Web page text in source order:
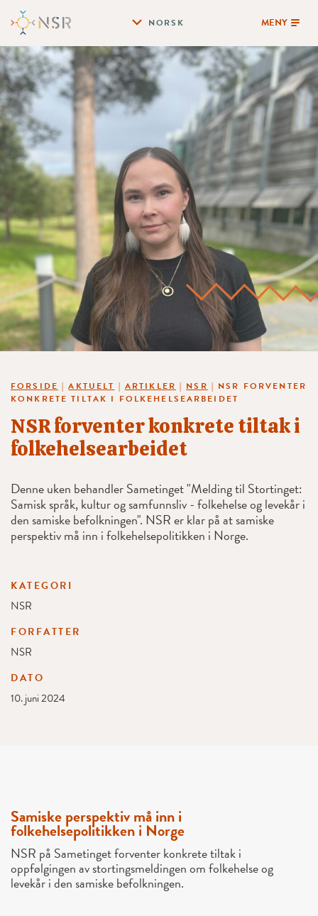
NORSK MENY
FORSIDE |AKTUELT | ARTIKLER | NSR | NSR FORVENTER
KONKRETE TILTAK I FOLKEHELSEARBEIDET
NSR forventer konkrete tiltak i
folkehelsearbeidet
Denne uken behandler Sametinget "Melding til Stortinget:
Samisk språk, kultur og samfunnsliv - folkehelse og levekår i
den samiske befolkningen". NSR er klar på at samiske
perspektiv må inn i folkehelsepolitikken i Norge.
KATEGORI
NSR
FORFATTER
NSR
DATO
10. juni 2024
Samiske perspektiv må inn i
folkehelsepolitikken i Norge
NSR på Sametinget forventer konkrete tiltak i
oppfølgingen av stortingsmeldingen om folkehelse og
levekår i den samiske befolkningen.